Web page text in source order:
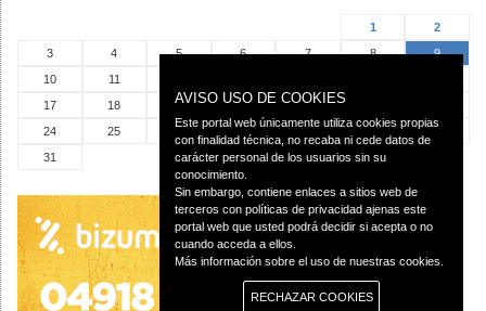
1
2
3
4 5 6 7 8
9
10
11
17
18 19 20 21
24
25 26 27 28 29
30
31
AVISO USO DE COOKIES
Este portal web únicamente utiliza cookies propias
con finalidad técnica, no recaba ni cede datos de
carácter personal de los usuarios sin su
conocimiento.
Sin embargo, contiene enlaces a sitios web de
terceros con políticas de privacidad ajenas este
portal web que usted podrá decidir si acepta o no
cuando acceda a ellos.
Más información sobre el uso de nuestras cookies.
RECHAZAR COOKIES